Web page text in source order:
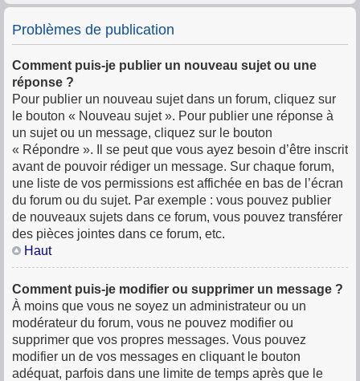
Problèmes de publication
Comment puis-je publier un nouveau sujet ou une
réponse ?
Pour publier un nouveau sujet dans un forum, cliquez sur
le bouton « Nouveau sujet ». Pour publier une réponse à
un sujet ou un message, cliquez sur le bouton
« Répondre ». Il se peut que vous ayez besoin d’être inscrit
avant de pouvoir rédiger un message. Sur chaque forum,
une liste de vos permissions est affichée en bas de l’écran
du forum ou du sujet. Par exemple : vous pouvez publier
de nouveaux sujets dans ce forum, vous pouvez transférer
des pièces jointes dans ce forum, etc.
Haut
Comment puis-je modifier ou supprimer un message ?
À moins que vous ne soyez un administrateur ou un
modérateur du forum, vous ne pouvez modifier ou
supprimer que vos propres messages. Vous pouvez
modifier un de vos messages en cliquant le bouton
adéquat, parfois dans une limite de temps après que le